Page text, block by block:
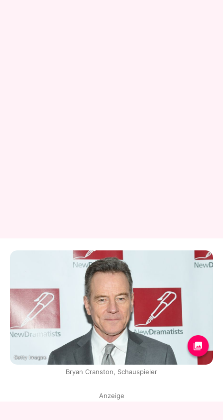
Getty Images
Bryan Cranston, Schauspieler
Anzeige